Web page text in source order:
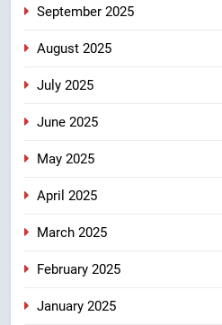
September 2025
August 2025
July 2025
June 2025
May 2025
April 2025
March 2025
February 2025
January 2025